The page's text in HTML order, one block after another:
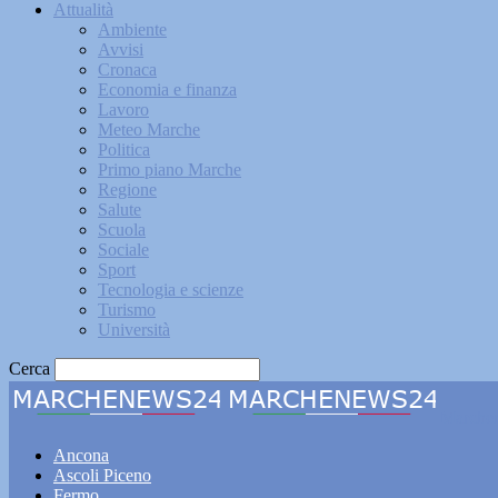
Attualità
Ambiente
Avvisi
Cronaca
Economia e finanza
Lavoro
Meteo Marche
Politica
Primo piano Marche
Regione
Salute
Scuola
Sociale
Sport
Tecnologia e scienze
Turismo
Università
Cerca
Ancona
Ascoli Piceno